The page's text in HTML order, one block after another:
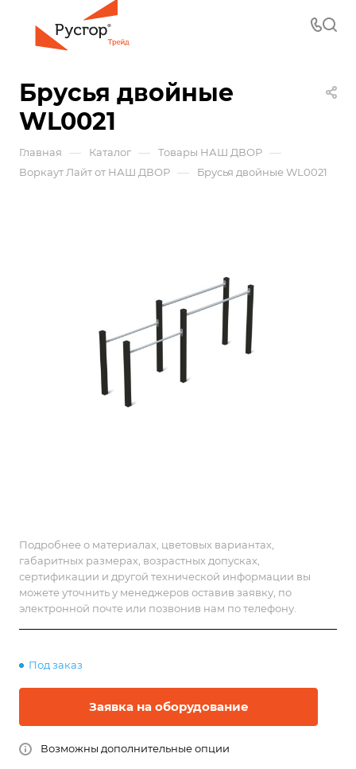
Брусья двойные
WL0021
Главная — Каталог — Товары НАШ ДВОР —
Воркаут Лайт от НАШ ДВОР — Брусья двойные WL0021
Подробнее о материалах, цветовых вариантах,
габаритных размерах, возрастных допусках,
сертификации и другой технической информации вы
можете уточнить у менеджеров оставив заявку, по
электронной почте или позвонив нам по телефону.
Под заказ
Заявка на оборудование
Возможны дополнительные опции